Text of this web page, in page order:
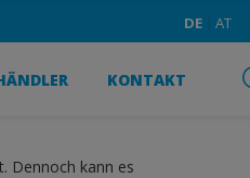
DE AT
KONTAKT
Dennoch kann es